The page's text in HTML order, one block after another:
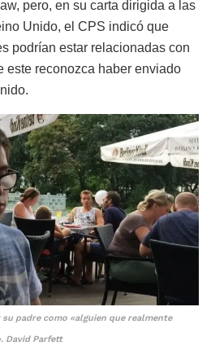
pero, en su carta dirigida a las
Unido, el CPS indicó que
podrían estar relacionadas con
este reconozca haber enviado
padre como «alguien que realmente
David Parfett